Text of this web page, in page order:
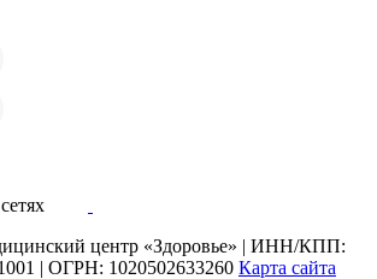
центр «Здоровье» | ИНН/КПП:
| ОГРН: 1020502633260 Карта сайта